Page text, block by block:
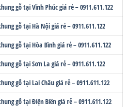
gỗ tại Vĩnh Phúc giá rẻ – 0911.611.122
gỗ tại Hà Nội giá rẻ – 0911.611.122
gỗ tại Hòa Bình giá rẻ – 0911.611.122
gỗ tại Sơn La giá rẻ – 0911.611.122
gỗ tại Lai Châu giá rẻ – 0911.611.122
gỗ tại Điện Biên giá rẻ – 0911.611.122